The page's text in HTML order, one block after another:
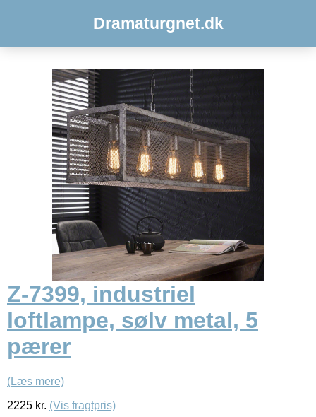
Dramaturgnet.dk
Z-7399, industriel
loftlampe, sølv metal, 5
pærer
(Læs mere)
2225 kr. (Vis fragtpris)